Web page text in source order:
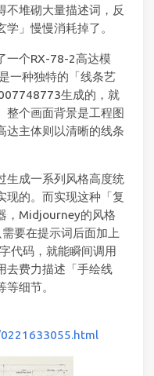
不堆砌大量描述词，反
」慢慢消耗掉了。
一个RX-78-2高达模
一种独特的「线条艺
生成的，就
整个画面背景是工程图
达主体则以清晰的线条
生成一系列风格高度统
现的。而实现这种「复
，Midjourney的风格
要在提示词后面加上
代码，就能瞬间调用
去费力描述「手绘线
细节。